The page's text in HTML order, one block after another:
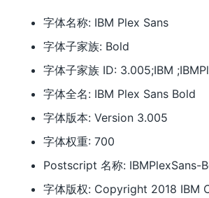
字体名称: IBM Plex Sans
字体子家族: Bold
字体子家族 ID: 3.005;IBM
字体全名: IBM Plex Sans Bold
字体版本: Version 3.005
字体权重: 700
Postscript 名称: IBMPlexSans-
字体版权: Copyright 2018 IBM